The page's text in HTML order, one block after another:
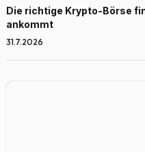
Die richtige Krypto-Börse
ankommt
31.7.2026